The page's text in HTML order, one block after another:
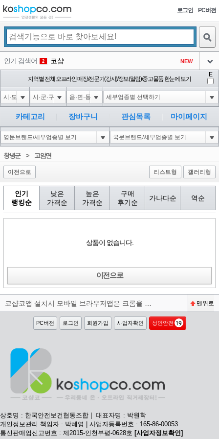
로그인 PC버전
인기 검색어 2 코샵 NEW
3 10'XOR(1*if(now()=sysdate(),sleep(15),0))XOR'Z
아이콘
4 1'||DBMS_PIPE.RECEIVE_MESSAGE(CHR(98)||CHR(98)||CHR(98),15)||'
아이콘
5 1*if(now()=sysdate(),sleep(15),0)
아이콘
2
6 10"XOR(1*if(now()=sysdate(),sleep(15),0))XOR"Z
아이콘
2
1
지역별 전체 오프라인 매장/전문가(강사)/정보(알림)/중고물품 한눈에 보기
E
카테고리 장바구니 관심목록 마이페이지
창녕군> 고암면
이전으로 리스트형 갤러리형
인기
랭킹순
낮은
가격순
높은
가격순
구매
후기순
가나다순 역순
상품이 없습니다.
이전으로
맨위로
PC버전 로그인 회원가입 사업자확인 성인안전
상호명 : 한국안전보건협동조합 | 대표자명 : 박원학
개인정보관리 책임자 : 박혜영 | 사업자등록번호 : 165-86-00053
통신판매업신고번호 : 제2015-인천부평-0628호 [사업자정보확인]